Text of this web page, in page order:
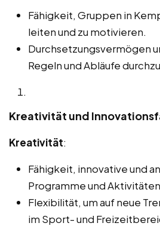
Fähigkeit, Gruppen in
leiten und zu motivieren.
Durchsetzungsvermögen
Regeln und Abläufe
Kreativität und
Kreativität:
Fähigkeit, innovative und
Programme und
Flexibilität, um auf neue
im Sport- und